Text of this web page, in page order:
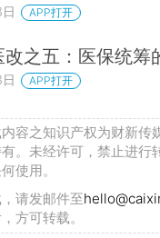
APP打开
之五：医保统筹
APP打开
容之知识产权为财新传
。未经许可，禁止进行
使用。
请发邮件至
方可转载。